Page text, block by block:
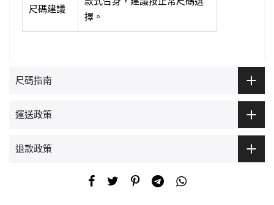
尺碼建議
擇。
尺碼指南
運送政策
退款政策